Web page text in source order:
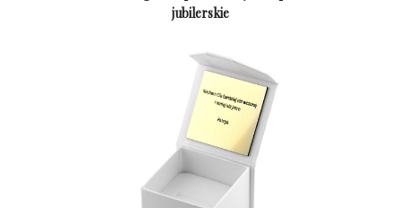
jubilerskie